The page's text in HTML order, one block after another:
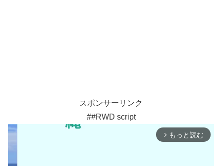
スポンサーリンク
##RWD script
arrow_forward_ios もっと読む